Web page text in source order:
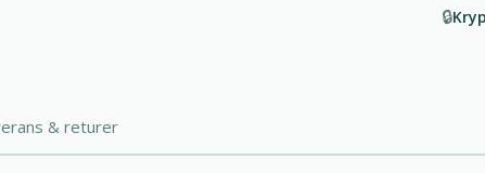
🔒
& returer